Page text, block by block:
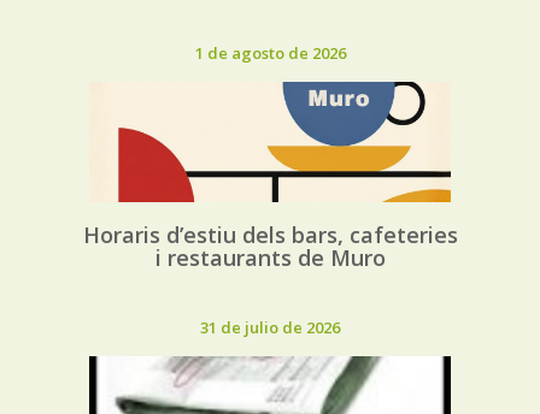
1 de agosto de 2026
Horaris d’estiu dels bars, cafeteries
i restaurants de Muro
31 de julio de 2026